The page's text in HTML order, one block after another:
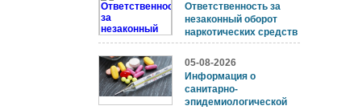
Ответственность за
незаконный оборот
наркотических средств
05-08-2026
Информация о
санитарно-
эпидемиологической